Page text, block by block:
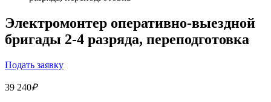
Электромонтер оперативно-выездной
бригады 2-4 разряда, переподготовка
Подать заявку
39 240₽